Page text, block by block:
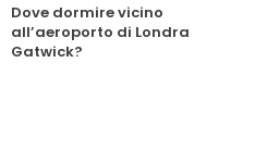
Dove dormire vicino
all’aeroporto di Londra
Gatwick?